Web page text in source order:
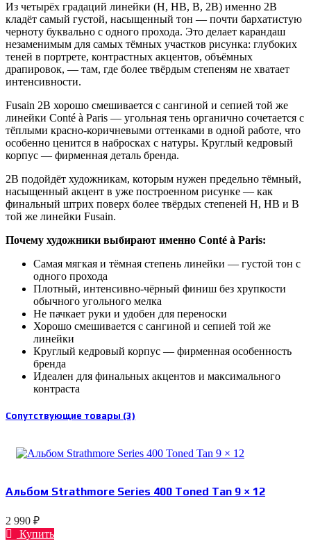
Из четырёх градаций линейки (H, HB, B, 2B) именно 2B
кладёт самый густой, насыщенный тон — почти бархатистую
черноту буквально с одного прохода. Это делает карандаш
незаменимым для самых тёмных участков рисунка: глубоких
теней в портрете, контрастных акцентов, объёмных
драпировок, — там, где более твёрдым степеням не хватает
интенсивности.
Fusain 2B хорошо смешивается с сангиной и сепией той же
линейки Conté à Paris — угольная тень органично сочетается с
тёплыми красно-коричневыми оттенками в одной работе, что
особенно ценится в набросках с натуры. Круглый кедровый
корпус — фирменная деталь бренда.
2B подойдёт художникам, которым нужен предельно тёмный,
насыщенный акцент в уже построенном рисунке — как
финальный штрих поверх более твёрдых степеней H, HB и B
той же линейки Fusain.
Почему художники выбирают именно Conté à Paris:
Самая мягкая и тёмная степень линейки — густой тон с
одного прохода
Плотный, интенсивно-чёрный финиш без хрупкости
обычного угольного мелка
Не пачкает руки и удобен для переноски
Хорошо смешивается с сангиной и сепией той же
линейки
Круглый кедровый корпус — фирменная особенность
бренда
Идеален для финальных акцентов и максимального
контраста
Сопутствующие товары (3)
Альбом Strathmore Series 400 Toned Tan 9 × 12
2 990 ₽
Купить